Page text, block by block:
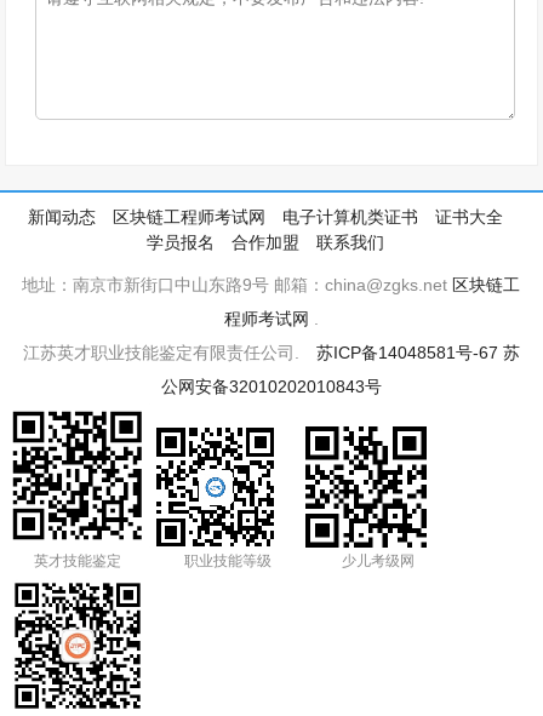
新闻动态 区块链工程师考试网 电子计算机类证书
证书大全
学员报名
合作加盟 联系我们
地址：南京市新街口中山东路9号 邮箱：china@zgks.net 区块链工
程师考试网
江苏英才职业技能鉴定有限责任公司. 苏ICP备14048581号-67 苏
公网安备32010202010843号
英才技能鉴定 职业技能等级 少儿考级网